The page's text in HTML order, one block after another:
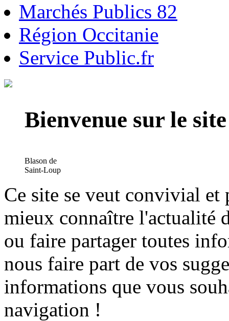
Marchés Publics 82
Région Occitanie
Service Public.fr
Bienvenue sur le
Blason de
Saint-Loup
Ce site se veut convivial et
mieux connaître l'actualité
ou faire partager toutes
nous faire part de vos
informations que vous
navigation !